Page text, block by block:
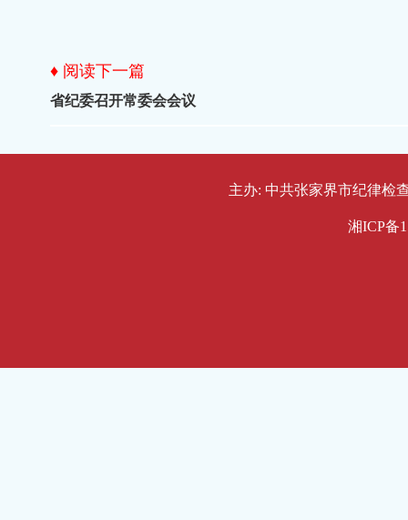
♦ 阅读下一篇
省纪委召开常委会会议
主办: 中共张家界市纪律检
湘ICP备